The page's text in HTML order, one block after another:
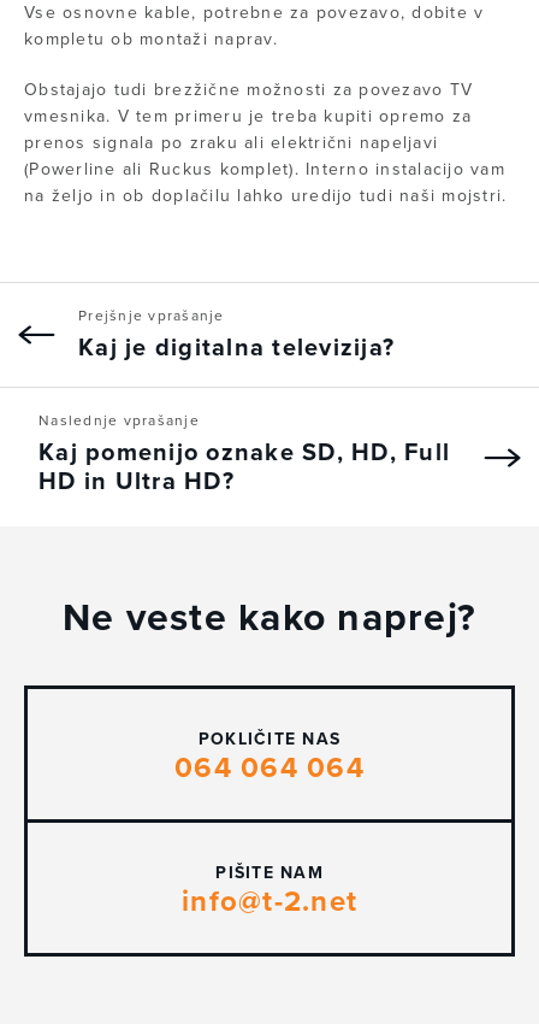
Vse osnovne kable, potrebne za povezavo, dobite v
kompletu ob montaži naprav.
Obstajajo tudi brezžične možnosti za povezavo TV
vmesnika. V tem primeru je treba kupiti opremo za
prenos signala po zraku ali električni napeljavi
(Powerline ali Ruckus komplet). Interno instalacijo vam
na željo in ob doplačilu lahko uredijo tudi naši mojstri.
Prejšnje vprašanje
Kaj je digitalna televizija?
Naslednje vprašanje
Kaj pomenijo oznake SD, HD, Full
HD in Ultra HD?
Ne veste kako naprej?
POKLIČITE NAS
064 064 064
PIŠITE NAM
info@t-2.net